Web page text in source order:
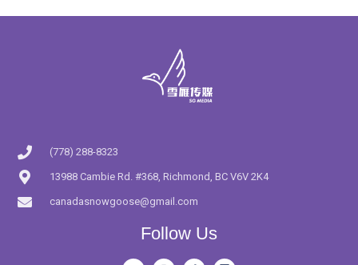
(778) 288-8323
13988 Cambie Rd. #368, Richmond, BC V6V 2K4
canadasnowgoose@gmail.com
Follow Us